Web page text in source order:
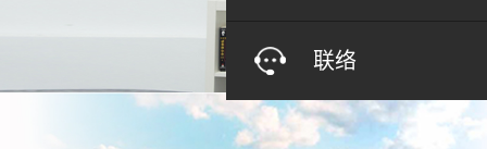
联络